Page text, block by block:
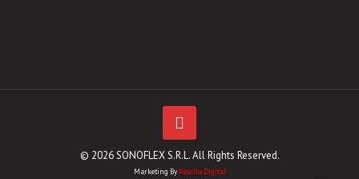
© 2026 SONOFLEX S.R.L. All Rights Reserved.
Marketing By Resulta Digital